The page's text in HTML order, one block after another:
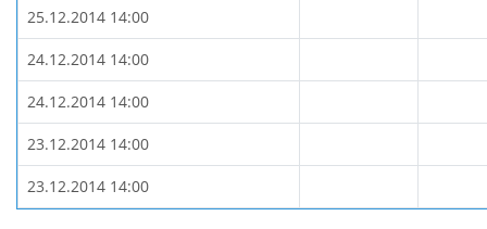
25.12.2014 14:00
24.12.2014 14:00
24.12.2014 14:00
23.12.2014 14:00
23.12.2014 14:00